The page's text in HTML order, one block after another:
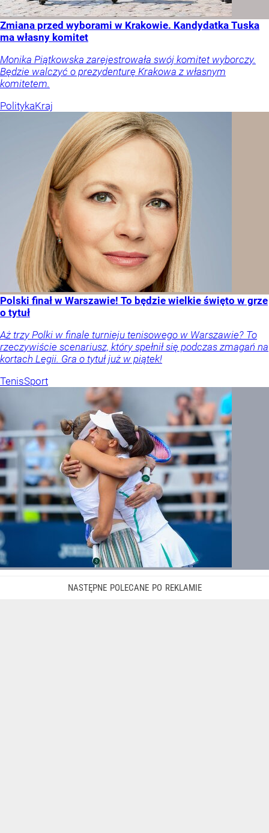
Zmiana przed wyborami w Krakowie. Kandydatka Tuska
ma własny komitet
Monika Piątkowska zarejestrowała swój komitet wyborczy.
Będzie walczyć o prezydenturę Krakowa z własnym
komitetem.
PolitykaKraj
Polski finał w Warszawie! To będzie wielkie święto w grze
o tytuł
Aż trzy Polki w finale turnieju tenisowego w Warszawie? To
rzeczywiście scenariusz, który spełnił się podczas zmagań na
kortach Legii. Gra o tytuł już w piątek!
TenisSport